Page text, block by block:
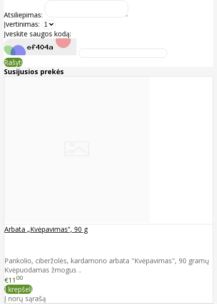
Atsiliepimas:
Įvertinimas:
Įveskite saugos kodą:
Rašyti
Susijusios prekės
Arbata „Kvėpavimas“, 90 g
Pankolio, ciberžolės, kardamono arbata "Kvėpavimas", 90 gramų
Kvėpuodamas žmogus ..
€11 00
Į krepšelį
Į norų sąrašą